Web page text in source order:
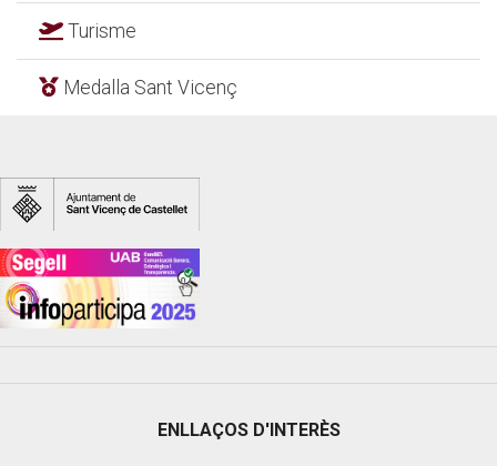
Turisme
Medalla Sant Vicenç
ENLLAÇOS D'INTERÈS